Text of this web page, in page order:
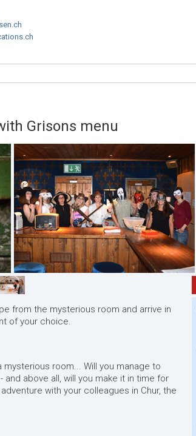
Grisons menu
from the mysterious room and arrive in
of your choice.
room... Will you manage to
above all, will you make it in time for
with your colleagues in Chur, the